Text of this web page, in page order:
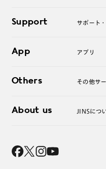
アクセサリー
ログアウト
Support サポート
よくあるご質問
お問い合わせ
App アプリ
Others その他サ
レンズ交換
About us JINSにつ
採用情報